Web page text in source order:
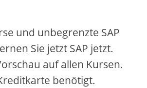
V
i
und unbegrenzte SAP
Sie jetzt SAP jetzt.
auf allen Kursen.
benötigt.